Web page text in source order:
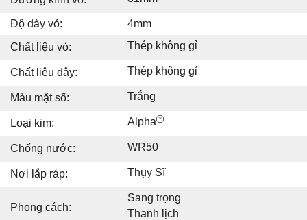
Độ dày vỏ:
4mm
Chất liệu vỏ:
Thép không gỉ
Chất liệu dây: Thép không gỉ
Màu mặt số: Trắng
Loại kim: Alpha
Chống nước: WR50
Nơi lắp ráp: Thụy Sĩ
Phong cách:
Sang trọng
Thanh lịch